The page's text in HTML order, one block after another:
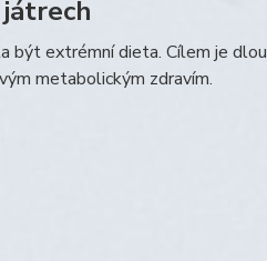
být extrémní dieta. Cílem je
metabolickým zdravím.